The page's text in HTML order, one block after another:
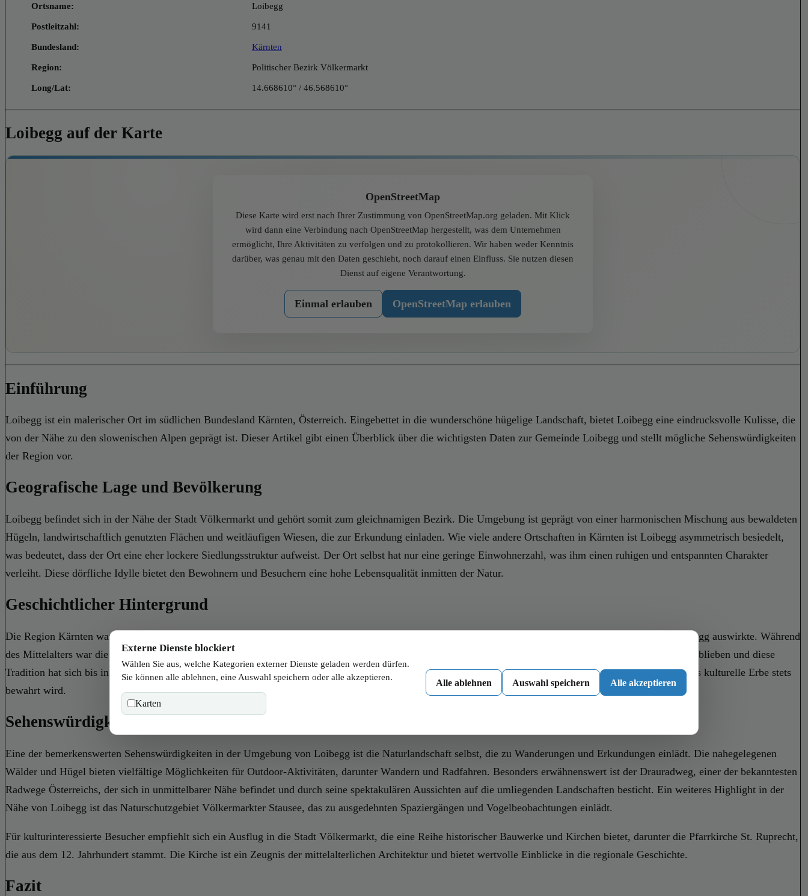
Ortsname: Loibegg
Postleitzahl: 9141
Bundesland: Kärnten
Region: Politischer Bezirk Völkermarkt
Long/Lat: 14.668610° / 46.568610°
Loibegg auf der Karte
OpenStreetMap
Diese Karte wird erst nach Ihrer Zustimmung von OpenStreetMap.org geladen. Mit Klick
wird dann eine Verbindung nach OpenStreetMap hergestellt, was dem Unternehmen
ermöglicht, Ihre Aktivitäten zu verfolgen und zu protokollieren. Wir haben weder Kenntnis
darüber, was genau mit den Daten geschieht, noch darauf einen Einfluss. Sie nutzen diesen
Dienst auf eigene Verantwortung.
Einmal erlauben OpenStreetMap erlauben
Einführung
Loibegg ist ein malerischer Ort im südlichen Bundesland Kärnten, Österreich. Eingebettet in die wunderschöne hügelige Landschaft, bietet Loibegg eine eindrucksvolle Kulisse, die
von der Nähe zu den slowenischen Alpen geprägt ist. Dieser Artikel gibt einen Überblick über die wichtigsten Daten zur Gemeinde Loibegg und stellt mögliche Sehenswürdigkeiten
der Region vor.
Geografische Lage und Bevölkerung
Loibegg befindet sich in der Nähe der Stadt Völkermarkt und gehört somit zum gleichnamigen Bezirk. Die Umgebung ist geprägt von einer harmonischen Mischung aus bewaldeten
Hügeln, landwirtschaftlich genutzten Flächen und weitläufigen Wiesen, die zur Erkundung einladen. Wie viele andere Ortschaften in Kärnten ist Loibegg asymmetrisch besiedelt,
was bedeutet, dass der Ort eine eher lockere Siedlungsstruktur aufweist. Der Ort selbst hat nur eine geringe Einwohnerzahl, was ihm einen ruhigen und entspannten Charakter
verleiht. Diese dörfliche Idylle bietet den Bewohnern und Besuchern eine hohe Lebensqualität inmitten der Natur.
Geschichtlicher Hintergrund
Die Region Kärnten war im Laufe der Geschichte ein wichtiger Verbundpunkt und kulturelles Zentrum, was sich auch auf die kleineren Gemeinden wie Loibegg auswirkte. Während
des Mittelalters war die Region von landwirtschaftlichen und handwerklichen Siedlungen geprägt. Loibegg hat seinen Ursprüngen als bäuerliches Dorf treu geblieben und diese
Tradition hat sich bis in die Neuzeit erhalten. Dennoch bleibt Loibegg nicht im Vergangenen verhaftet und zeigt sich offen für modernen Fortschritt, wobei das kulturelle Erbe stets
bewahrt wird.
Sehenswürdigkeiten
Eine der bemerkenswerten Sehenswürdigkeiten in der Umgebung von Loibegg ist die Naturlandschaft selbst, die zu Wanderungen und Erkundungen einlädt. Die nahegelegenen
Wälder und Hügel bieten vielfältige Möglichkeiten für Outdoor-Aktivitäten, darunter Wandern und Radfahren. Besonders erwähnenswert ist der Drauradweg, einer der bekanntesten
Radwege Österreichs, der sich in unmittelbarer Nähe befindet und durch seine spektakulären Aussichten auf die umliegenden Landschaften besticht. Ein weiteres Highlight in der
Nähe von Loibegg ist das Naturschutzgebiet Völkermarkter Stausee, das zu ausgedehnten Spaziergängen und Vogelbeobachtungen einlädt.
Für kulturinteressierte Besucher empfiehlt sich ein Ausflug in die Stadt Völkermarkt, die eine Reihe historischer Bauwerke und Kirchen bietet, darunter die Pfarrkirche St. Ruprecht,
die aus dem 12. Jahrhundert stammt. Die Kirche ist ein Zeugnis der mittelalterlichen Architektur und bietet wertvolle Einblicke in die regionale Geschichte.
Fazit
Externe Dienste blockiert
Wählen Sie aus, welche Kategorien externer Dienste geladen werden dürfen.
Sie können alle ablehnen, eine Auswahl speichern oder alle akzeptieren.
Karten
Alle ablehnen Auswahl speichern Alle akzeptieren